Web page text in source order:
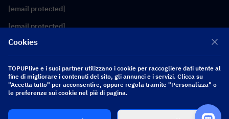
[email protected]
[email protected]
Seguici
Copyright 2026 SEA WHALE TECHNOLOGY PTE.LTD. All Rights Reserved.
Cookies
TOPUPlive e i suoi partner utilizzano i cookie per raccogliere dati utente al
fine di migliorare i contenuti del sito, gli annunci e i servizi. Clicca su
"Accetta tutto" per acconsentire, oppure regola tramite "Personalizza" o
le preferenze sui cookie nel piè di pagina.